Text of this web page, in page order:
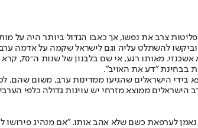
להשתלט עליה וגם לישראל שקמה על אדמה
אותו, שלפיו קבוצת
בבחינת "דע את האויב".
הישראלים שהגיעו ממדינות ערב, משום שהם,
ממוצא מזרחי יש עוינות גדולה כלפי
לערפאת כשם שלא אהב אותו. "אם מנהיג פירושו